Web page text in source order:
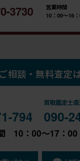
3730
営業時間
10：00～16
相談・無料査定
794
買取鑑定士
090-
10：00～17：